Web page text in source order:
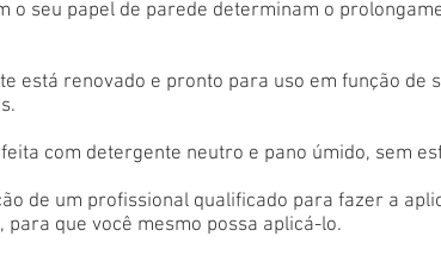
o seu papel de parede determinam o
está renovado e pronto para uso em função de
com detergente neutro e pano úmido, sem
de um profissional qualificado para fazer a
que você mesmo possa aplicá-lo.